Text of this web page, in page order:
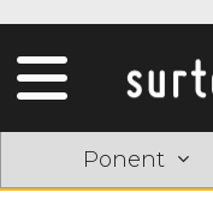
Ponent